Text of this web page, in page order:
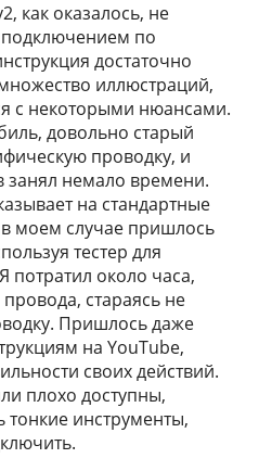
как оказалось, не
по
достаточно
иллюстраций,
с некоторыми нюансами.
довольно старый
проводку, и
немало времени.
на стандартные
моем случае пришлось
тестер для
потратил около часа,
стараясь не
Пришлось даже
на YouTube,
своих действий.
плохо доступны,
инструменты,